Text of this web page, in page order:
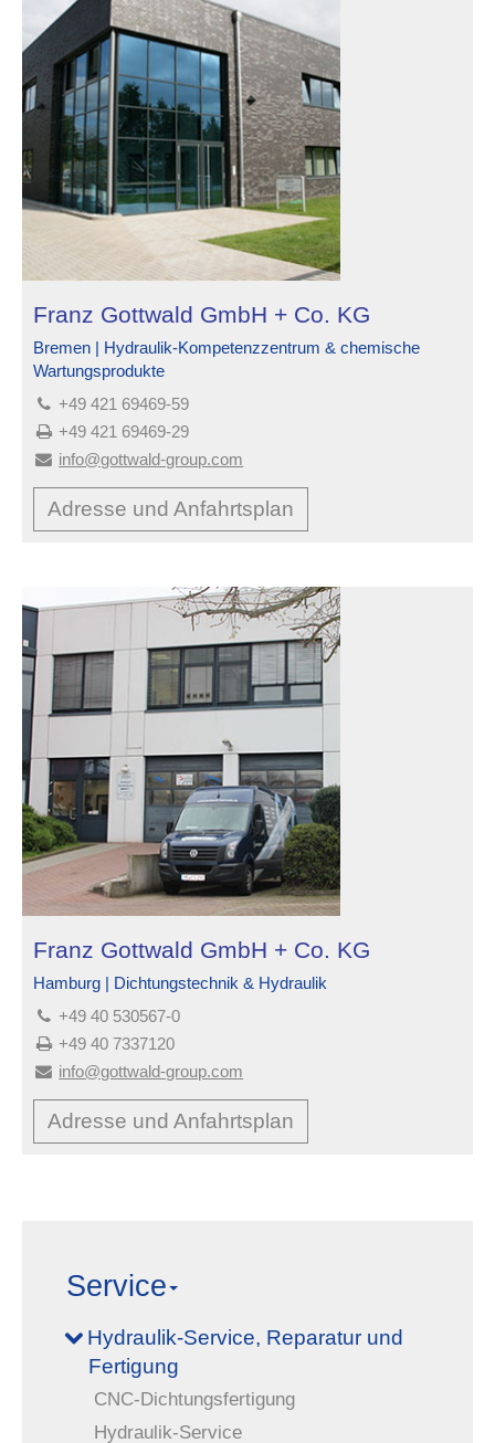
Franz Gottwald GmbH + Co. KG
Bremen | Hydraulik-Kompetenzzentrum & chemische
Wartungsprodukte
+49 421 69469-59
+49 421 69469-29
info@gottwald-group.com
Adresse und Anfahrtsplan
Franz Gottwald GmbH + Co. KG
Hamburg | Dichtungstechnik & Hydraulik
+49 40 530567-0
+49 40 7337120
info@gottwald-group.com
Adresse und Anfahrtsplan
Service
Hydraulik-Service, Reparatur und
Fertigung
CNC-Dichtungsfertigung
Hydraulik-Service